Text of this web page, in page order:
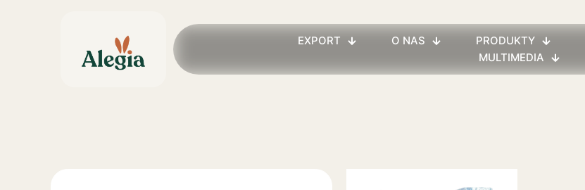
EXPORT O NAS PRODUKTY
MULTIMEDIA